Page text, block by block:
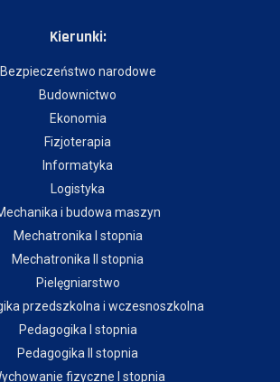
Kierunki:
Bezpieczeństwo narodowe
Budownictwo
Ekonomia
Fizjoterapia
Informatyka
Logistyka
i budowa maszyn
Mechatronika I stopnia
Mechatronika II stopnia
Pielęgniarstwo
przedszkolna i wczesnoszkolna
Pedagogika I stopnia
Pedagogika II stopnia
fizyczne I stopnia